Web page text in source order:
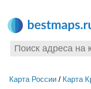
Карта России/ Карта